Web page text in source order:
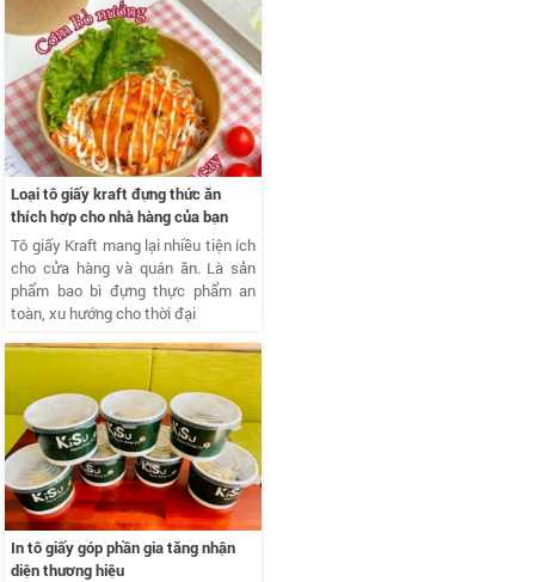
Loại tô giấy kraft đựng thức ăn
thích hợp cho nhà hàng của bạn
Tô giấy Kraft mang lại nhiều tiện ích
cho cửa hàng và quán ăn. Là sản
phẩm bao bì đựng thực phẩm an
toàn, xu hướng cho thời đại
In tô giấy góp phần gia tăng nhận
diện thương hiệu